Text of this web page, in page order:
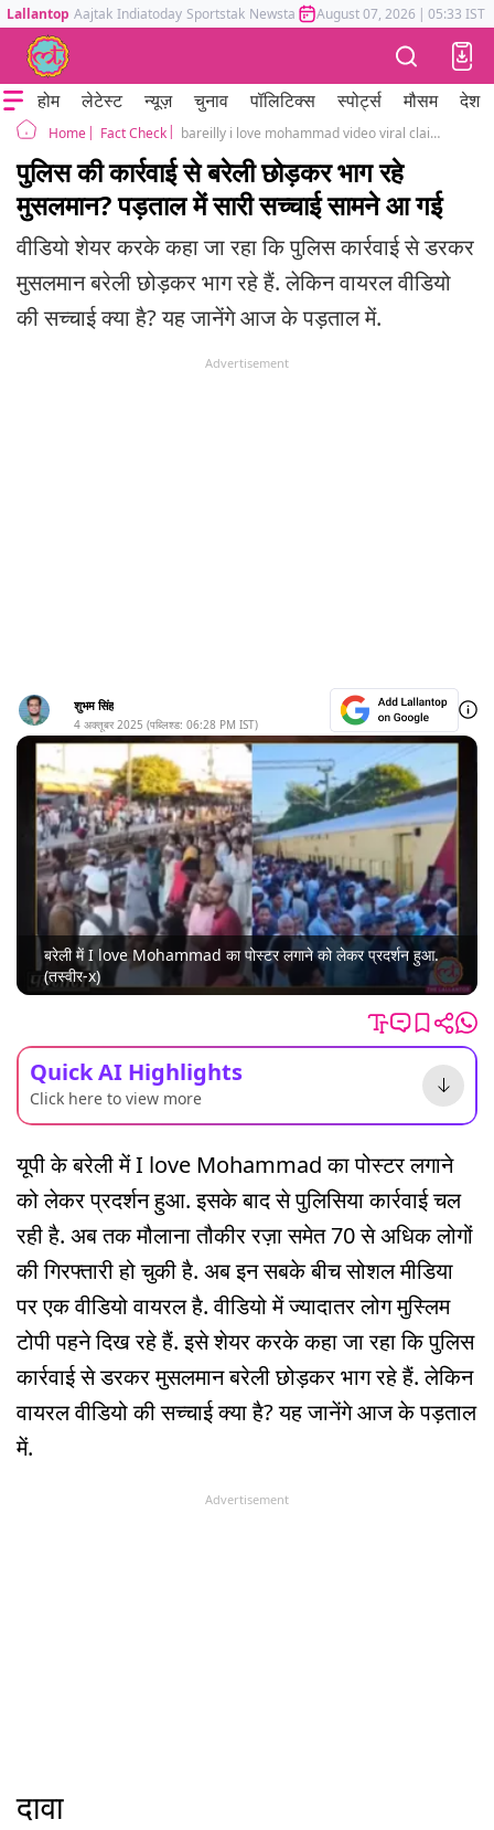
Lallantop Aajtak Indiatoday Sportstak Newstak Mumbai Tak Astrotak
August 07, 2026 | 05:33 IST
होम लेटेस्ट न्यूज़ चुनाव पॉलिटिक्स स्पोर्ट्स मौसम देश
Home Fact Check bareilly i love mohammad video viral claim fake urs august 2025
पुलिस की कार्रवाई से बरेली छोड़कर भाग रहे
मुसलमान? पड़ताल में सारी सच्चाई सामने आ गई
वीडियो शेयर करके कहा जा रहा कि पुलिस कार्रवाई से डरकर
मुसलमान बरेली छोड़कर भाग रहे हैं. लेकिन वायरल वीडियो
की सच्चाई क्या है? यह जानेंगे आज के पड़ताल में.
Advertisement
शुभम सिंह
4 अक्तूबर 2025 (पब्लिश्ड: 06:28 PM IST)
बरेली में I love Mohammad का पोस्टर लगाने को लेकर प्रदर्शन हुआ.
(तस्वीर-x)
Quick AI Highlights
Click here to view more
यूपी के बरेली में I love Mohammad का पोस्टर लगाने
को लेकर प्रदर्शन हुआ. इसके बाद से पुलिसिया कार्रवाई चल
रही है. अब तक मौलाना तौकीर रज़ा समेत 70 से अधिक लोगों
की गिरफ्तारी हो चुकी है. अब इन सबके बीच सोशल मीडिया
पर एक वीडियो वायरल है. वीडियो में ज्यादातर लोग मुस्लिम
टोपी पहने दिख रहे हैं. इसे शेयर करके कहा जा रहा कि पुलिस
कार्रवाई से डरकर मुसलमान बरेली छोड़कर भाग रहे हैं. लेकिन
वायरल वीडियो की सच्चाई क्या है? यह जानेंगे आज के पड़ताल
में.
Advertisement
दावा